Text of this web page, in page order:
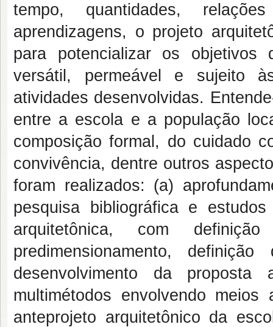
tempo, quantidades,
aprendizagens, o projeto
para potencializar os objetivos
versátil, permeável e sujeito
atividades desenvolvidas.
entre a escola e a população
composição formal, do cuidado
convivência, dentre outros
foram realizados: (a)
pesquisa bibliográfica e
arquitetônica, com
predimensionamento,
desenvolvimento da proposta
multimétodos envolvendo
anteprojeto arquitetônico da